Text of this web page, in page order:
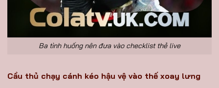
Ba tình huống nên đưa vào checklist thẻ live
Cầu thủ chạy cánh kéo hậu vệ vào thế xoay lưng